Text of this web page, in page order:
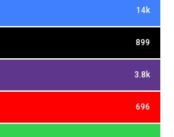
14k
899
3.8k
696